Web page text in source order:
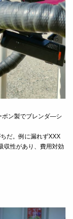
ボン製でブレンダ―シ
だ。例に漏れずXXX
収性があり、費用対効